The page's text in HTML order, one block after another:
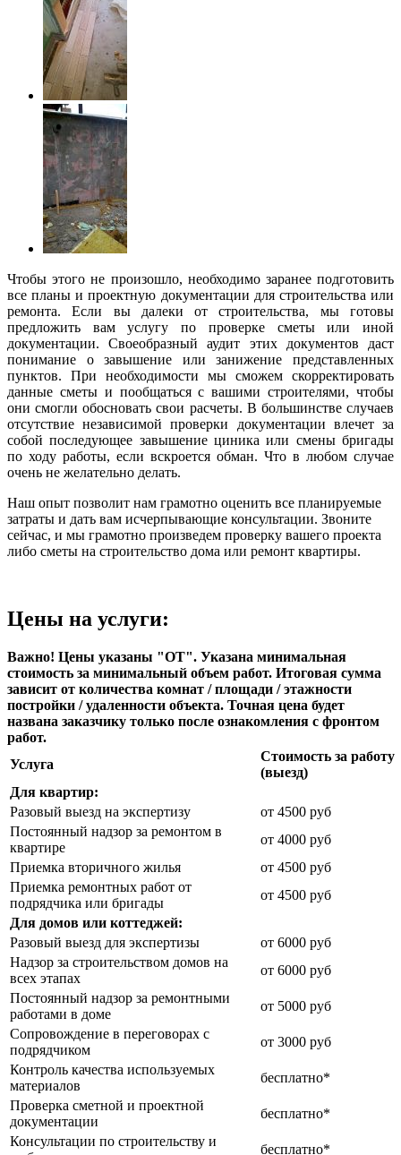
Чтобы этого не произошло, необходимо заранее подготовить
все планы и проектную документации для строительства или
ремонта. Если вы далеки от строительства, мы готовы
предложить вам услугу по проверке сметы или иной
документации. Своеобразный аудит этих документов даст
понимание о завышение или занижение представленных
пунктов. При необходимости мы сможем скорректировать
данные сметы и пообщаться с вашими строителями, чтобы
они смогли обосновать свои расчеты. В большинстве случаев
отсутствие независимой проверки документации влечет за
собой последующее завышение циника или смены бригады
по ходу работы, если вскроется обман. Что в любом случае
очень не желательно делать.
Наш опыт позволит нам грамотно оценить все планируемые
затраты и дать вам исчерпывающие консультации. Звоните
сейчас, и мы грамотно произведем проверку вашего проекта
либо сметы на строительство дома или ремонт квартиры.
Цены на услуги:
Важно! Цены указаны "ОТ". Указана минимальная
стоимость за минимальный объем работ. Итоговая сумма
зависит от количества комнат / площади / этажности
постройки / удаленности объекта. Точная цена будет
названа заказчику только после ознакомления с фронтом
работ.
Услуга
Стоимость за работу
(выезд)
Для квартир:
Разовый выезд на экспертизу
от 4500 руб
Постоянный надзор за ремонтом в
квартире
от 4000 руб
Приемка вторичного жилья
от 4500 руб
Приемка ремонтных работ от
подрядчика или бригады
от 4500 руб
Для домов или коттеджей:
Разовый выезд для экспертизы
от 6000 руб
Надзор за строительством домов на
всех этапах
от 6000 руб
Постоянный надзор за ремонтными
работами в доме
от 5000 руб
Сопровождение в переговорах с
подрядчиком
от 3000 руб
Контроль качества используемых
материалов
бесплатно*
Проверка сметной и проектной
документации
бесплатно*
Консультации по строительству и
бесплатно*